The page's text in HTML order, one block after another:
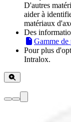
D'autres
aider à
matériaux
Des
Gamme de
Pour plus
Intralox.